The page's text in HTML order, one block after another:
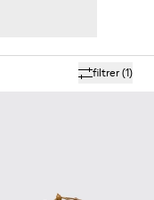
filtrer(1)